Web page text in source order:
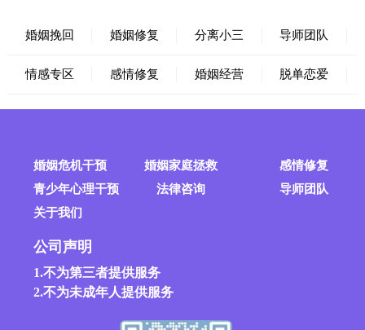
婚姻挽回 婚姻修复 分离小三 导师团队
情感专区 感情修复 婚姻经营 脱单恋爱
婚姻危机干预 婚姻家庭拯救
感情修复
青少年心理干预
法律咨询
导师团队
关于我们
公司声明
1.不为第三者提供服务
2.不为未成年人提供服务